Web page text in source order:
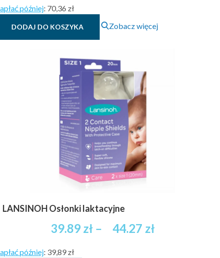
później: 70,36 zł
DODAJ DO KOSZYKA Zobacz więcej
LANSINOH Osłonki laktacyjne
39.89 zł – 44.27 złZakres
później: 39,89 zł